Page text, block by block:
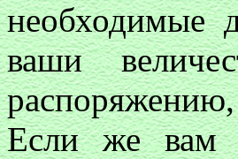
необходимые
ваши
Если же вам